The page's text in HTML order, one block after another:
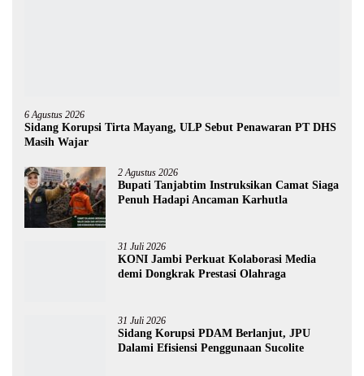
6 Agustus 2026
Sidang Korupsi Tirta Mayang, ULP Sebut Penawaran PT DHS
Masih Wajar
2 Agustus 2026
Bupati Tanjabtim Instruksikan Camat Siaga
Penuh Hadapi Ancaman Karhutla
31 Juli 2026
KONI Jambi Perkuat Kolaborasi Media
demi Dongkrak Prestasi Olahraga
31 Juli 2026
Sidang Korupsi PDAM Berlanjut, JPU
Dalami Efisiensi Penggunaan Sucolite